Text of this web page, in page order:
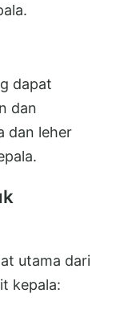
dapat
dan
dan leher
utama dari
kepala: